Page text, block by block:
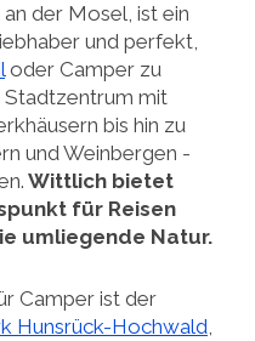
der Mosel, ist ein
und perfekt,
oder Camper zu
Stadtzentrum mit
bis hin zu
und Weinbergen -
Wittlich bietet
für Reisen
umliegende Natur.
Camper ist der
Hunsrück-Hochwald,